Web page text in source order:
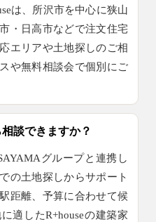
は、所沢市を中心に狭山
・日高市などで注文住宅
エリアや土地探しのご相
や無料相談会で個別にご
談できますか？
グループと連携し
の土地探しからサポート
距離、予算に合わせて候
適したR+houseの建築家